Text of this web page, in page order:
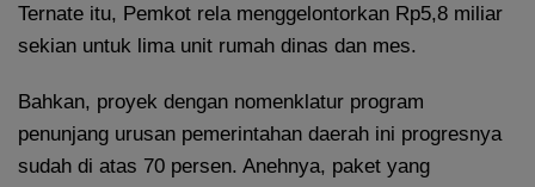
Ternate itu, Pemkot rela menggelontorkan Rp5,8 miliar
sekian untuk lima unit rumah dinas dan mes.
Bahkan, proyek dengan nomenklatur program
penunjang urusan pemerintahan daerah ini progresnya
sudah di atas 70 persen. Anehnya, paket yang